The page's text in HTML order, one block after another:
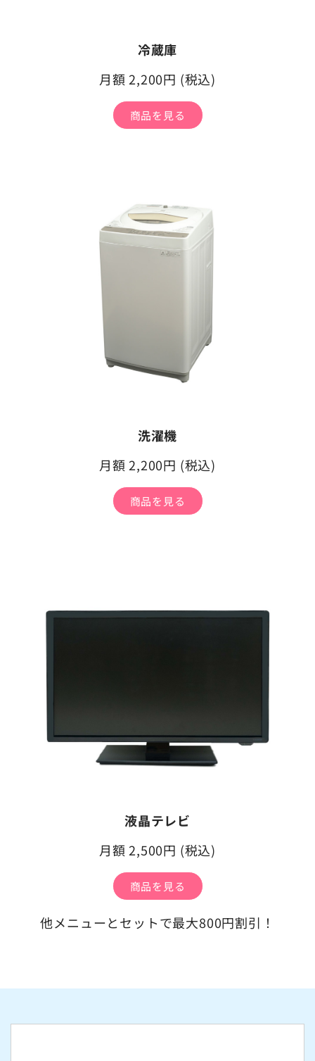
冷蔵庫
月額 2,200円 (税込)
商品を見る
洗濯機
月額 2,200円 (税込)
商品を見る
液晶テレビ
月額 2,500円 (税込)
商品を見る
他メニューとセットで最大800円割引！